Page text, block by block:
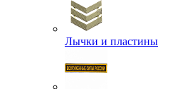
Лычки и пластины